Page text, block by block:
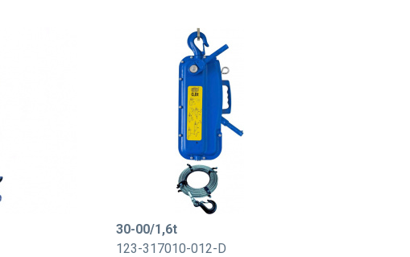
30-00/1,6t
123-317010-012-D